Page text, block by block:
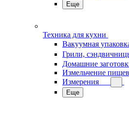
Еще
Техника для кухни
Вакуумная
Грили,
Домашние
Измельчение
Измерения
Еще